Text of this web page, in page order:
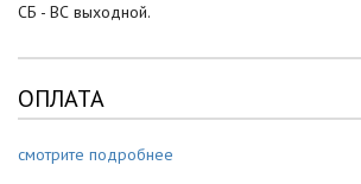
СБ - ВС выходной.
ОПЛАТА
смотрите подробнее